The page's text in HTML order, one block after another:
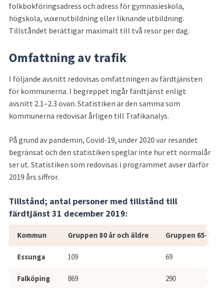
folkbokföringsadress och adress för gymnasieskola,
högskola, vuxenutbildning eller liknande utbildning.
Tillståndet berättigar maximalt till två resor per dag.
Omfattning av trafik
I följande avsnitt redovisas omfattningen av färdtjänsten
för kommunerna. I begreppet ingår färdtjänst enligt
avsnitt 2.1–2.3 ovan. Statistiken är den samma som
kommunerna redovisar årligen till Trafikanalys.
På grund av pandemin, Covid-19, under 2020 var resandet
begränsat och den statistiken speglar inte hur ett normalår
ser ut. Statistiken som redovisas i programmet avser därför
2019 års siffror.
Tillstånd; antal personer med tillstånd till
färdtjänst 31 december 2019:
Antal personer med tillstånd till
Kommun Gruppen 80 år och äldre Gruppen 65–79
Essunga 109 69
Falköping 869 290